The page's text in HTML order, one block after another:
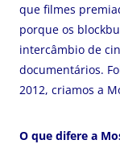
que filmes
porque os
intercâmbio de
documentários.
2012, criamos a
O que difere a